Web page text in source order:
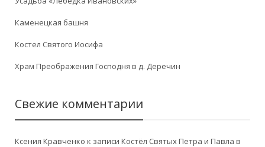
Каменецкая башня
Костел Святого Иосифа
Храм Преображения Господня в д. Деречин
Свежие комментарии
Ксения Кравченко к записи Костёл Святых Петра и Павла в